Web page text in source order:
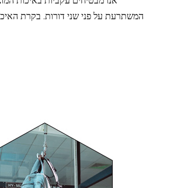
המשתרעת על פני שני דורות. בקרת